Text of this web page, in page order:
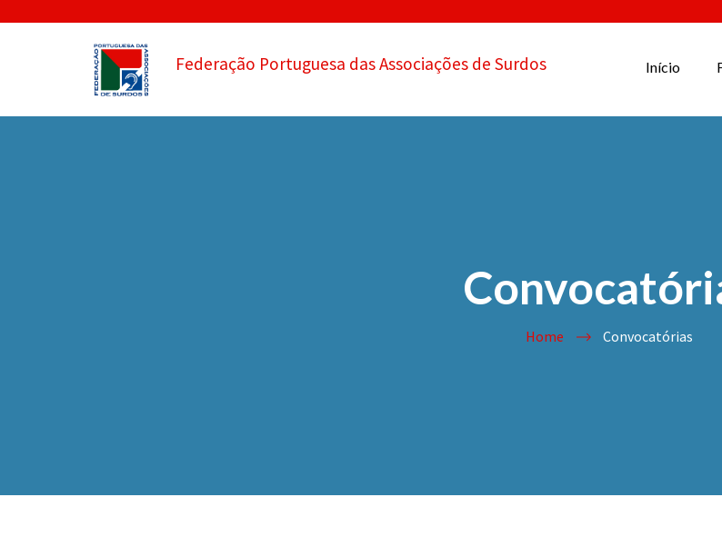
Federação Portuguesa das Associações de Surdos Início
Home Convocatórias